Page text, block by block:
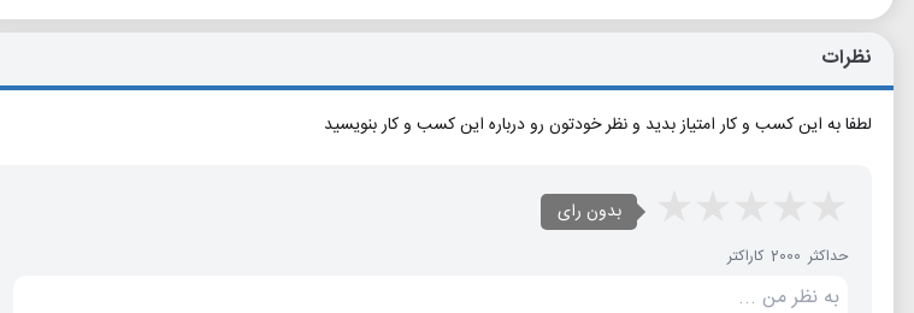
نظرات
لطفا به این کسب و کار امتیاز بدید و نظر خودتون رو درباره این کسب و کار بنویسید
بدون رای
حداکثر 2000 کاراکتر